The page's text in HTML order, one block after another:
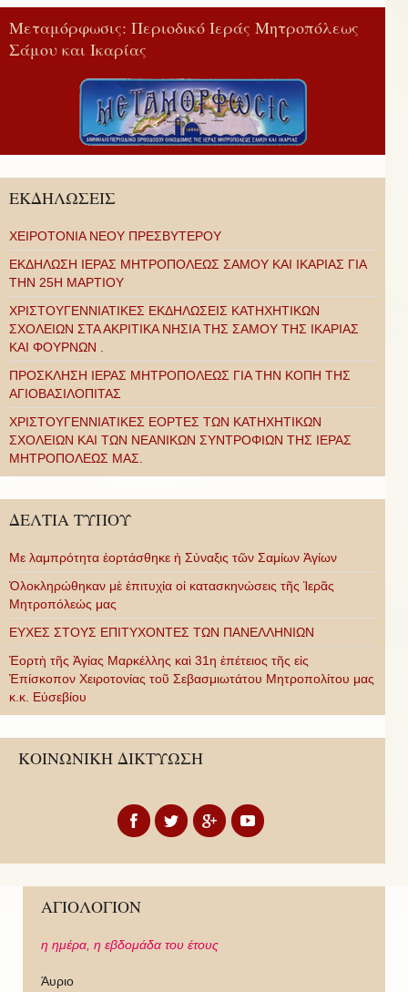
Μεταμόρφωσις: Περιοδικό Ιεράς Μητροπόλεως
Σάμου και Ικαρίας
ΕΚΔΗΛΩΣΕΙΣ
ΧΕΙΡΟΤΟΝΙΑ ΝΕΟΥ ΠΡΕΣΒΥΤΕΡΟΥ
ΕΚΔΗΛΩΣΗ ΙΕΡΑΣ ΜΗΤΡΟΠΟΛΕΩΣ ΣΑΜΟΥ ΚΑΙ ΙΚΑΡΙΑΣ ΓΙΑ
ΤΗΝ 25Η ΜΑΡΤΙΟΥ
ΧΡΙΣΤΟΥΓΕΝΝΙΑΤΙΚΕΣ ΕΚΔΗΛΩΣΕΙΣ ΚΑΤΗΧΗΤΙΚΩΝ
ΣΧΟΛΕΙΩΝ ΣΤΑ ΑΚΡΙΤΙΚΑ ΝΗΣΙΑ ΤΗΣ ΣΑΜΟΥ ΤΗΣ ΙΚΑΡΙΑΣ
ΚΑΙ ΦΟΥΡΝΩΝ .
ΠΡΟΣΚΛΗΣΗ ΙΕΡΑΣ ΜΗΤΡΟΠΟΛΕΩΣ ΓΙΑ ΤΗΝ ΚΟΠΗ ΤΗΣ
ΑΓΙΟΒΑΣΙΛΟΠΙΤΑΣ
ΧΡΙΣΤΟΥΓΕΝΝΙΑΤΙΚΕΣ ΕΟΡΤΕΣ ΤΩΝ ΚΑΤΗΧΗΤΙΚΩΝ
ΣΧΟΛΕΙΩΝ ΚΑΙ ΤΩΝ ΝΕΑΝΙΚΩΝ ΣΥΝΤΡΟΦΙΩΝ ΤΗΣ ΙΕΡΑΣ
ΜΗΤΡΟΠΟΛΕΩΣ ΜΑΣ.
ΔΕΛΤΙΑ ΤΥΠΟΥ
Με λαμπρότητα ἑορτάσθηκε ἡ Σύναξις τῶν Σαμίων Ἁγίων
Ὁλοκληρώθηκαν μὲ ἐπιτυχία οἱ κατασκηνώσεις τῆς Ἱερᾶς
Μητροπόλεώς μας
ΕΥΧΕΣ ΣΤΟΥΣ ΕΠΙΤΥΧΟΝΤΕΣ ΤΩΝ ΠΑΝΕΛΛΗΝΙΩΝ
Ἑορτὴ τῆς Ἁγίας Μαρκέλλης καὶ 31η ἐπέτειος τῆς εἰς
Ἐπίσκοπον Χειροτονίας τοῦ Σεβασμιωτάτου Μητροπολίτου μας
κ.κ. Εὐσεβίου
ΚΟΙΝΩΝΙΚΗ ΔΙΚΤΥΩΣΗ
ΑΓΙΟΛΟΓΙΟΝ
η ημέρα, η εβδομάδα του έτους
Άυριο